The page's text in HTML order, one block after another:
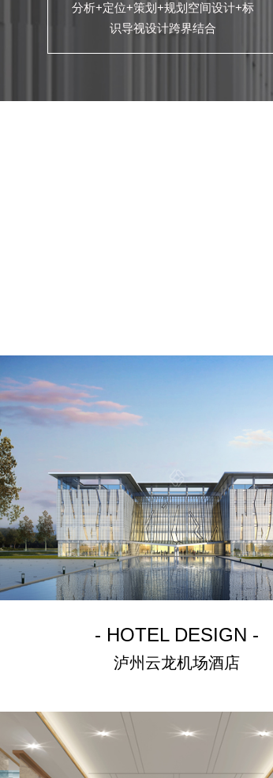
分析+定位+策划+规划空间设计+标
识导视设计跨界结合
- HOTEL DESIGN -
泸州云龙机场酒店